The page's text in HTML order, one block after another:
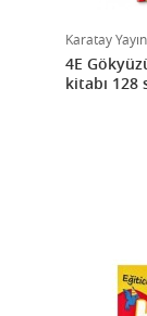
Karatay
4E
kitabı 128